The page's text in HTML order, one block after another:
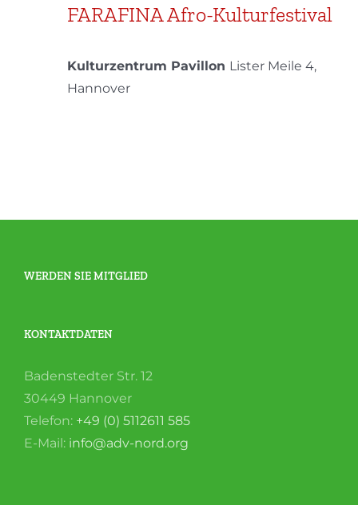
FARAFINA Afro-Kulturfestival
Kulturzentrum Pavillon Lister Meile 4,
Hannover
WERDEN SIE MITGLIED
KONTAKTDATEN
Badenstedter Str. 12
30449 Hannover
Telefon: +49 (0) 5112611 585
E-Mail: info@adv-nord.org